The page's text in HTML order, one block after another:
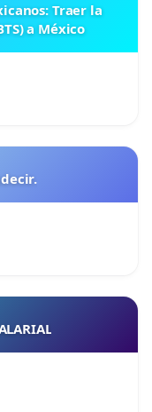
Traer la
a México